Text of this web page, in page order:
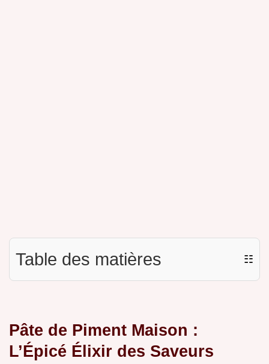
Table des matières ☷
Pâte de Piment Maison :
L’Épicé Élixir des Saveurs